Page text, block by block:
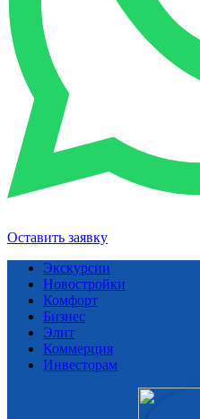
Оставить заявку
Экскурсии
Новостройки
Комфорт
Бизнес
Элит
Коммерция
Инвесторам